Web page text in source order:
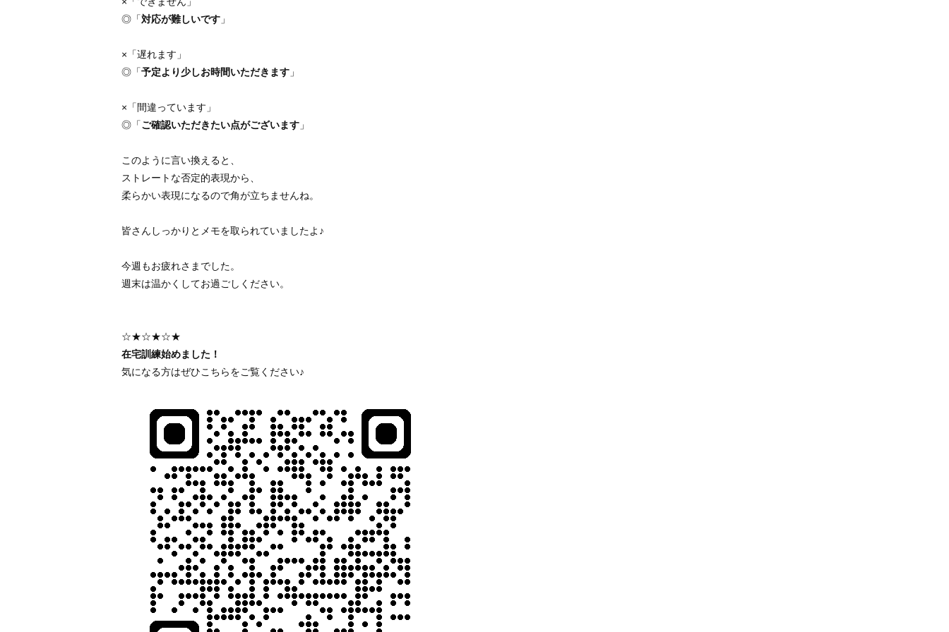
◎「対応が難しいです 」
×「遅れます」
◎「予定より少しお時間いただきます 」
×「間違っています」
◎「ご確認いただきたい点がございます 」
このように言い換えると、
ストレートな否定的表現から、
柔らかい表現になるので角が立ちませんね。
皆さんしっかりとメモを取られていましたよ♪
今週もお疲れさまでした。
週末は温かくしてお過ごしください。
☆★☆★☆★
在宅訓練始めました！
気になる方はぜひこちらをご覧ください♪